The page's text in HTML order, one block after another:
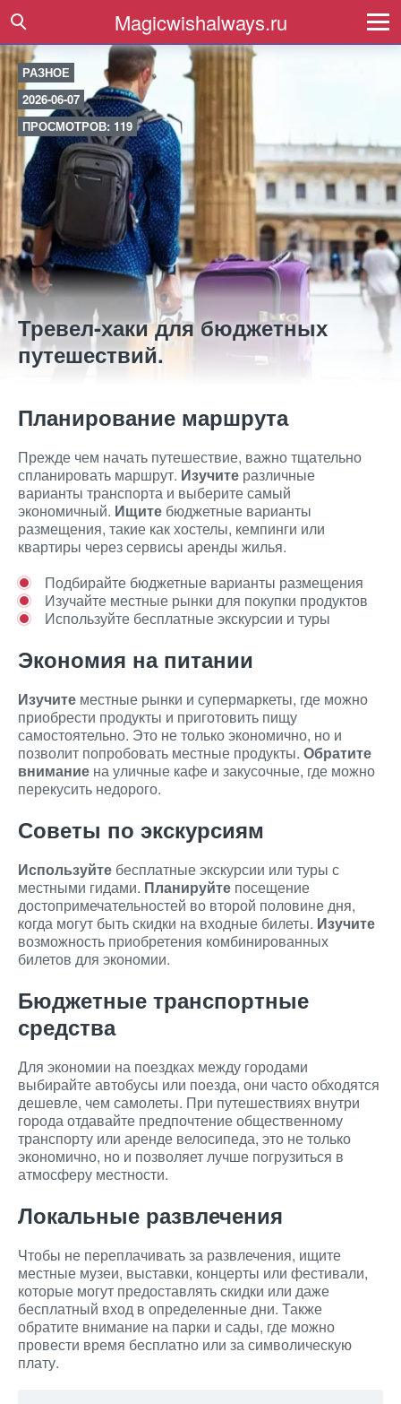
Magicwishalways.ru
РАЗНОЕ
2026-06-07
ПРОСМОТРОВ: 119
Тревел-хаки для бюджетных
путешествий.
Планирование маршрута
Прежде чем начать путешествие, важно тщательно
спланировать маршрут. Изучите различные
варианты транспорта и выберите самый
экономичный. Ищите бюджетные варианты
размещения, такие как хостелы, кемпинги или
квартиры через сервисы аренды жилья.
Подбирайте бюджетные варианты размещения
Изучайте местные рынки для покупки продуктов
Используйте бесплатные экскурсии и туры
Экономия на питании
Изучите местные рынки и супермаркеты, где можно
приобрести продукты и приготовить пищу
самостоятельно. Это не только экономично, но и
позволит попробовать местные продукты. Обратите
внимание на уличные кафе и закусочные, где можно
перекусить недорого.
Советы по экскурсиям
Используйте бесплатные экскурсии или туры с
местными гидами. Планируйте посещение
достопримечательностей во второй половине дня,
когда могут быть скидки на входные билеты. Изучите
возможность приобретения комбинированных
билетов для экономии.
Бюджетные транспортные
средства
Для экономии на поездках между городами
выбирайте автобусы или поезда, они часто обходятся
дешевле, чем самолеты. При путешествиях внутри
города отдавайте предпочтение общественному
транспорту или аренде велосипеда, это не только
экономично, но и позволяет лучше погрузиться в
атмосферу местности.
Локальные развлечения
Чтобы не переплачивать за развлечения, ищите
местные музеи, выставки, концерты или фестивали,
которые могут предоставлять скидки или даже
бесплатный вход в определенные дни. Также
обратите внимание на парки и сады, где можно
провести время бесплатно или за символическую
плату.